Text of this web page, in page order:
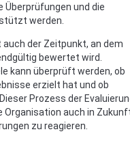
Überprüfungen und die
werden.
auch der Zeitpunkt, an dem
bewertet wird.
kann überprüft werden, ob
erzielt hat und ob
Prozess der
Organisation auch in
zu reagieren.